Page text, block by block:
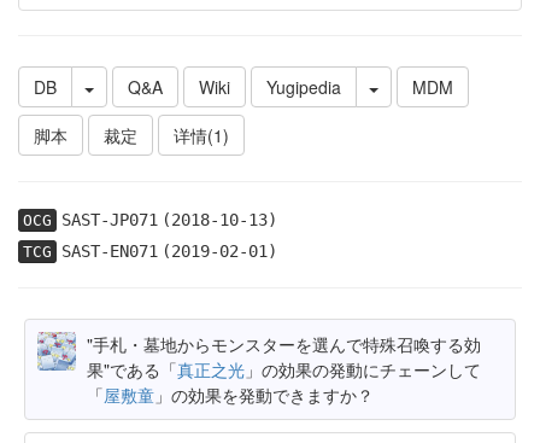
DB Q&A Wiki Yugipedia
MDM
脚本
裁定 详情(1)
OCG SAST-JP071(2018-10-13)
TCG SAST-EN071(2019-02-01)
"手札・墓地からモンスターを選んで特殊召喚する効
果"である「真正之光 」の効果の発動にチェーンして
「屋敷童 」の効果を発動できますか？